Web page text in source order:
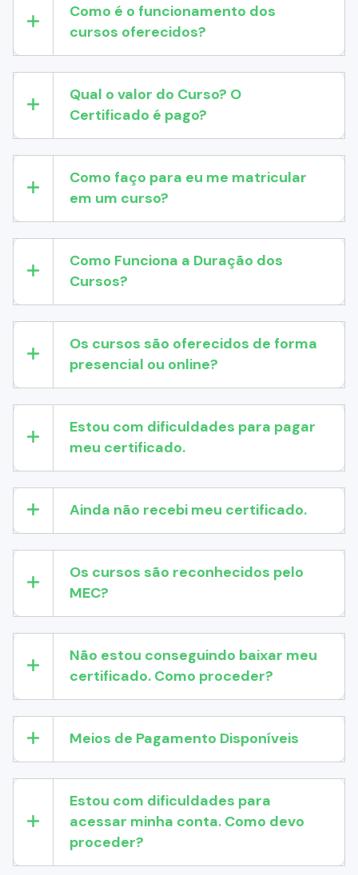
Como é o funcionamento dos
cursos oferecidos?
Qual o valor do Curso? O
Certificado é pago?
Como faço para eu me matricular
em um curso?
Como Funciona a Duração dos
Cursos?
Os cursos são oferecidos de forma
presencial ou online?
Estou com dificuldades para pagar
meu certificado.
Ainda não recebi meu certificado.
Os cursos são reconhecidos pelo
MEC?
Não estou conseguindo baixar meu
certificado. Como proceder?
Meios de Pagamento Disponíveis
Estou com dificuldades para
acessar minha conta. Como devo
proceder?